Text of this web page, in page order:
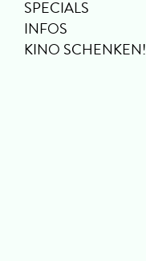
SPECIALS
INFOS
KINO SCHENKEN!